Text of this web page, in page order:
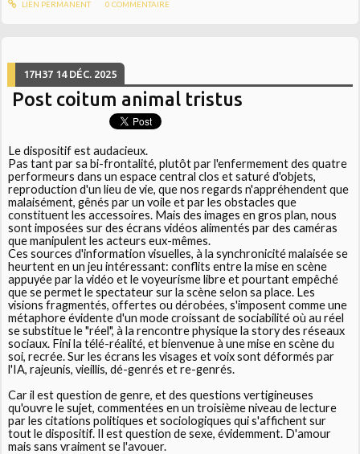
LIEN PERMANENT 0 COMMENTAIRE
17H37 14 DÉC. 2025
Post coitum animal tristus
Le dispositif est audacieux.
Pas tant par sa bi-frontalité, plutôt par l'enfermement des quatre
performeurs dans un espace central clos et saturé d'objets,
reproduction d'un lieu de vie, que nos regards n'appréhendent que
malaisément, gênés par un voile et par les obstacles que
constituent les accessoires. Mais des images en gros plan, nous
sont imposées sur des écrans vidéos alimentés par des caméras
que manipulent les acteurs eux-mêmes.
Ces sources d'information visuelles, à la synchronicité malaisée se
heurtent en un jeu intéressant: conflits entre la mise en scène
appuyée par la vidéo et le voyeurisme libre et pourtant empêché
que se permet le spectateur sur la scène selon sa place. Les
visions fragmentés, offertes ou dérobées, s'imposent comme une
métaphore évidente d'un mode croissant de sociabilité où au réel
se substitue le "réel", à la rencontre physique la story des réseaux
sociaux. Fini la télé-réalité, et bienvenue à une mise en scène du
soi, recrée. Sur les écrans les visages et voix sont déformés par
l'IA, rajeunis, vieillis, dé-genrés et re-genrés.
Car il est question de genre, et des questions vertigineuses
qu'ouvre le sujet, commentées en un troisième niveau de lecture
par les citations politiques et sociologiques qui s'affichent sur
tout le dispositif. Il est question de sexe, évidemment. D'amour
mais sans vraiment se l'avouer.